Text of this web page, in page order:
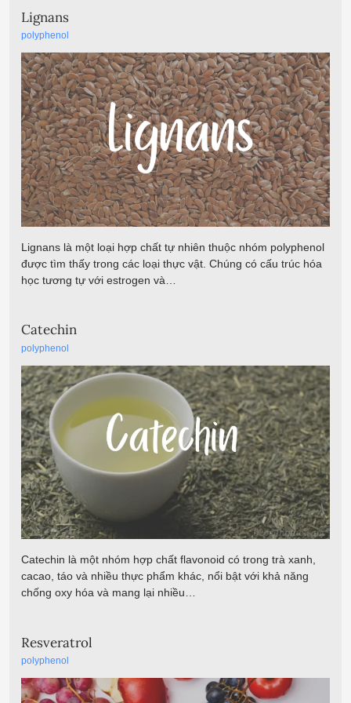
Lignans
polyphenol
Lignans là một loại hợp chất tự nhiên thuộc nhóm polyphenol
được tìm thấy trong các loại thực vật. Chúng có cấu trúc hóa
học tương tự với estrogen và…
Catechin
polyphenol
Catechin là một nhóm hợp chất flavonoid có trong trà xanh,
cacao, táo và nhiều thực phẩm khác, nổi bật với khả năng
chống oxy hóa và mang lại nhiều…
Resveratrol
polyphenol